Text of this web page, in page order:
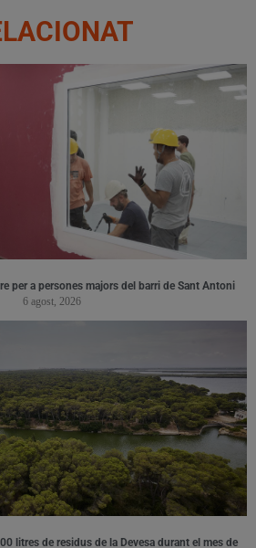
per a persones majors del barri de Sant Antoni
6 agost, 2026
litres de residus de la Devesa durant el mes de